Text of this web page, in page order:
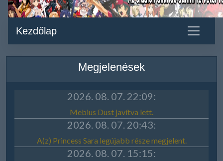
Kezdőlap
Megjelenések